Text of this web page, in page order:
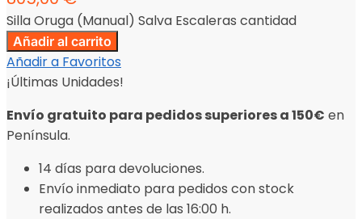
Silla Oruga (Manual) Salva Escaleras cantidad
Añadir al carrito
Añadir a Favoritos
¡Últimas Unidades!
Envío gratuito para pedidos superiores a 150€ en
Península.
14 días para devoluciones.
Envío inmediato para pedidos con stock
realizados antes de las 16:00 h.